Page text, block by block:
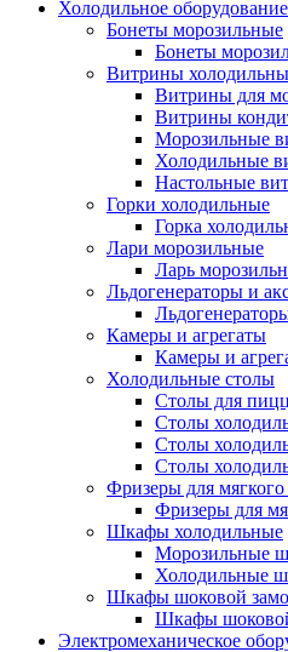
Холодильное оборудование
Бонеты морозильные
Бонеты
Витрины
Витрины для
Витрины
Морозильные
Холодильные
Настольные
Горки холодильные
Горка
Лари морозильные
Ларь
Льдогенераторы и
Камеры и агрегаты
Камеры и
Холодильные столы
Столы для
Столы
Столы
Столы
Фризеры для
Фризеры для
Шкафы холодильные
Mорозильные
Холодильные
Шкафы шоковой
Шкафы
Электромеханическое